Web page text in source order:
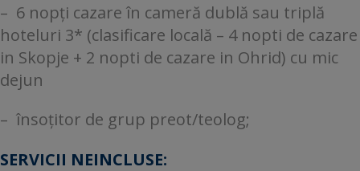
– 6 nopți cazare în cameră dublă sau triplă
hoteluri 3* (clasificare locală – 4 nopti de cazare
in Skopje + 2 nopti de cazare in Ohrid) cu mic
dejun
– însoțitor de grup preot/teolog;
SERVICII NEINCLUSE: